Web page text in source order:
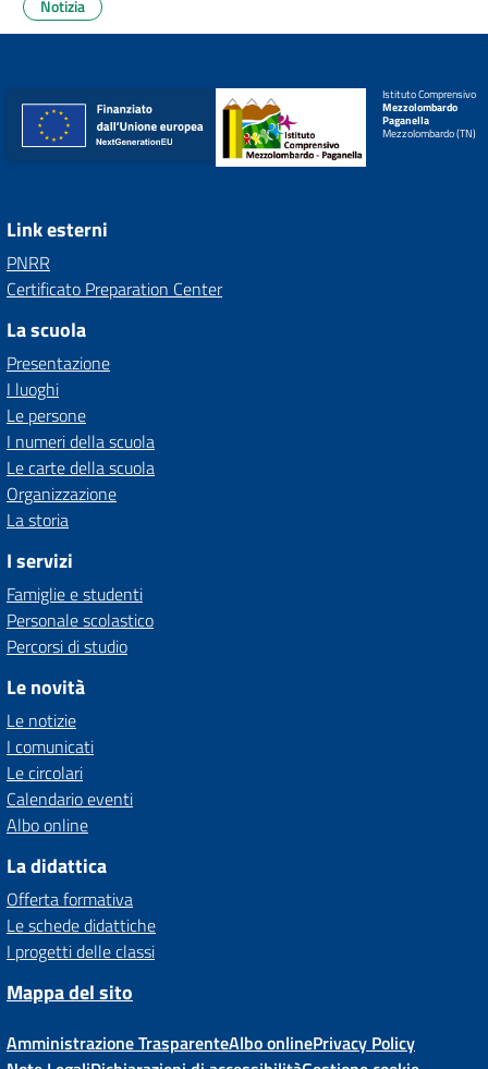
Notizia
Istituto Comprensivo
Mezzolombardo
Paganella
Mezzolombardo (TN)
Link esterni
PNRR
Certificato Preparation Center
La scuola
Presentazione
I luoghi
Le persone
I numeri della scuola
Le carte della scuola
Organizzazione
La storia
I servizi
Famiglie e studenti
Personale scolastico
Percorsi di studio
Le novità
Le notizie
I comunicati
Le circolari
Calendario eventi
Albo online
La didattica
Offerta formativa
Le schede didattiche
I progetti delle classi
Mappa del sito
Amministrazione TrasparenteAlbo onlinePrivacy Policy